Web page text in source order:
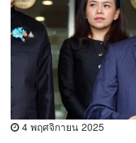
4 พฤศจิกายน 2025